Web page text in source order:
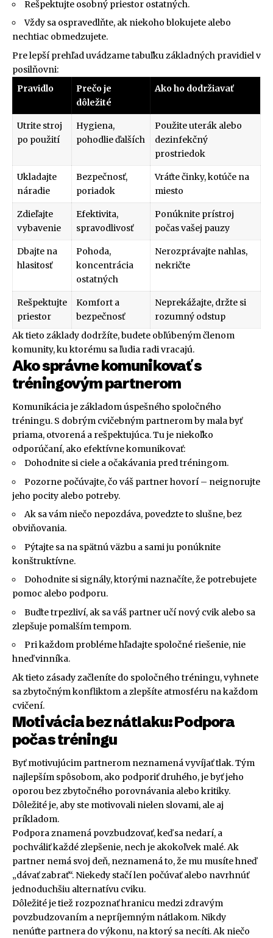
Rešpektujte osobný priestor ostatných.
Vždy sa ospravedlňte, ak niekoho blokujete alebo
nechtiac obmedzujete.
Pre lepší prehľad uvádzame tabuľku základných pravidiel v
posilňovni:
Pravidlo
Prečo je
dôležité
Ako ho dodržiavať
Utrite stroj
po použití
Hygiena,
pohodlie ďalších
Použite uterák alebo
dezinfekčný
prostriedok
Ukladajte
náradie
Bezpečnosť,
poriadok
Vráťte činky, kotúče na
miesto
Zdieľajte
vybavenie
Efektivita,
spravodlivosť
Ponúknite prístroj
počas vašej pauzy
Dbajte na
hlasitosť
Pohoda,
koncentrácia
ostatných
Nerozprávajte nahlas,
nekričte
Rešpektujte
priestor
Komfort a
bezpečnosť
Neprekážajte, držte si
rozumný odstup
Ak tieto základy dodržíte, budete obľúbeným členom
komunity, ku ktorému sa ľudia radi vracajú.
Ako správne komunikovať s
tréningovým partnerom
Komunikácia je základom úspešného spoločného
tréningu. S dobrým cvičebným partnerom by mala byť
priama, otvorená a rešpektujúca. Tu je niekoľko
odporúčaní, ako efektívne komunikovať:
Dohodnite si ciele a očakávania pred tréningom.
Pozorne počúvajte, čo váš partner hovorí – neignorujte
jeho pocity alebo potreby.
Ak sa vám niečo nepozdáva, povedzte to slušne, bez
obviňovania.
Pýtajte sa na spätnú väzbu a sami ju ponúknite
konštruktívne.
Dohodnite si signály, ktorými naznačíte, že potrebujete
pomoc alebo podporu.
Buďte trpezliví, ak sa váš partner učí nový cvik alebo sa
zlepšuje pomalším tempom.
Pri každom probléme hľadajte spoločné riešenie, nie
hneď vinníka.
Ak tieto zásady začleníte do spoločného tréningu, vyhnete
sa zbytočným konfliktom a zlepšíte atmosféru na každom
cvičení.
Motivácia bez nátlaku: Podpora
počas tréningu
Byť motivujúcim partnerom neznamená vyvíjať tlak. Tým
najlepším spôsobom, ako podporiť druhého, je byť jeho
oporou bez zbytočného porovnávania alebo kritiky.
Dôležité je, aby ste motivovali nielen slovami, ale aj
príkladom.
Podpora znamená povzbudzovať, keď sa nedarí, a
pochváliť každé zlepšenie, nech je akokoľvek malé. Ak
partner nemá svoj deň, neznamená to, že mu musíte hneď
„dávať zabrať“. Niekedy stačí len počúvať alebo navrhnúť
jednoduchšiu alternatívu cviku.
Dôležité je tiež rozpoznať hranicu medzi zdravým
povzbudzovaním a nepríjemným nátlakom. Nikdy
nenúťte partnera do výkonu, na ktorý sa necíti. Ak niečo